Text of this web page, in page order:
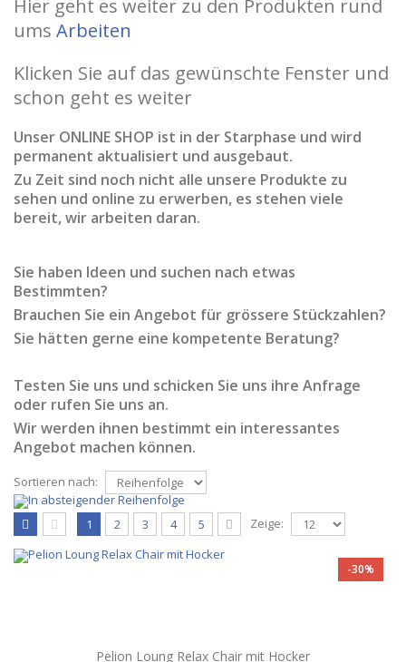
Hier geht es weiter zu den Produkten rund
ums Arbeiten
Klicken Sie auf das gewünschte Fenster und
schon geht es weiter
Unser ONLINE SHOP ist in der Starphase und wird
permanent aktualisiert und ausgebaut.
Zu Zeit sind noch nicht alle unsere Produkte zu
sehen und online zu erwerben, es stehen viele
bereit, wir arbeiten daran.
Sie haben Ideen und suchen nach etwas
Bestimmten?
Brauchen Sie ein Angebot für grössere Stückzahlen?
Sie hätten gerne eine kompetente Beratung?
Testen Sie uns und schicken Sie uns ihre Anfrage
oder rufen Sie uns an.
Wir werden ihnen bestimmt ein interessantes
Angebot machen können.
Sortieren nach:
1 2 3 4 5 Zeige:
-30%
Pelion Loung Relax Chair mit Hocker